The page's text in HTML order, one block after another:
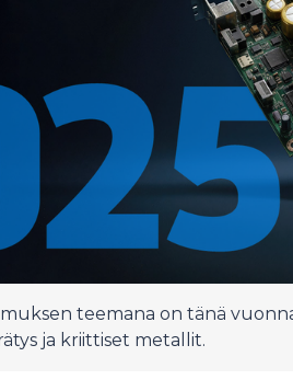
teemana on tänä
ja kriittiset metallit.